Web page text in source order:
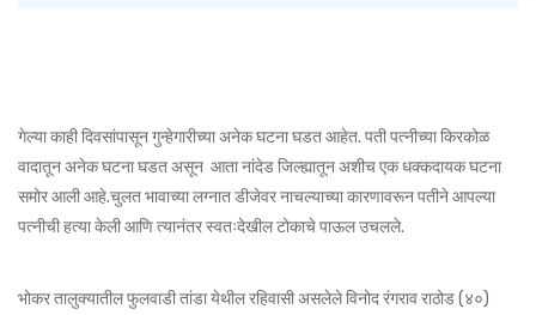
गेल्या काही दिवसांपासून गुन्हेगारीच्या अनेक घटना घडत आहेत. पती पत्नीच्या किरकोळ
वादातून अनेक घटना घडत असून आता नांदेड जिल्ह्यातून अशीच एक धक्कदायक घटना
समोर आली आहे.चुलत भावाच्या लग्नात डीजेवर नाचल्याच्या कारणावरून पतीने आपल्या
पत्नीची हत्या केली आणि त्यानंतर स्वतःदेखील टोकाचे पाऊल उचलले.
भोकर तालुक्यातील फुलवाडी तांडा येथील रहिवासी असलेले विनोद रंगराव राठोड (४०)